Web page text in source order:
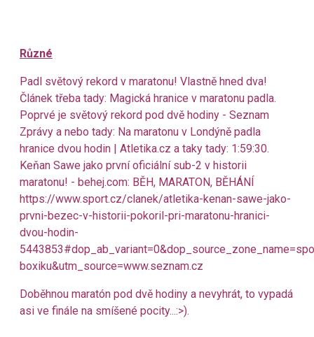
Různé
Padl světový rekord v maratonu! Vlastně hned dva!
Článek třeba tady: Magická hranice v maratonu padla.
Poprvé je světový rekord pod dvě hodiny - Seznam
Zprávy a nebo tady: Na maratonu v Londýně padla
hranice dvou hodin | Atletika.cz a taky tady: 1:59:30.
Keňan Sawe jako první oficiální sub-2 v historii
maratonu! - behej.com: BĚH, MARATON, BĚHÁNÍ
https://www.sport.cz/clanek/atletika-kenan-sawe-jako-
prvni-bezec-v-historii-pokoril-pri-maratonu-hranici-
dvou-hodin-
boxiku&utm_source=www.seznam.cz
Doběhnou maratón pod dvě hodiny a nevyhrát, to vypadá
asi ve finále na smíšené pocity...:>).